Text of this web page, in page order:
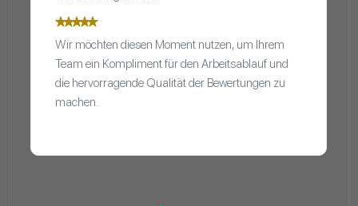
Wir möchten diesen Moment nutzen, um Ihrem
Team ein Kompliment für den Arbeitsablauf und
die hervorragende Qualität der Bewertungen zu
machen.